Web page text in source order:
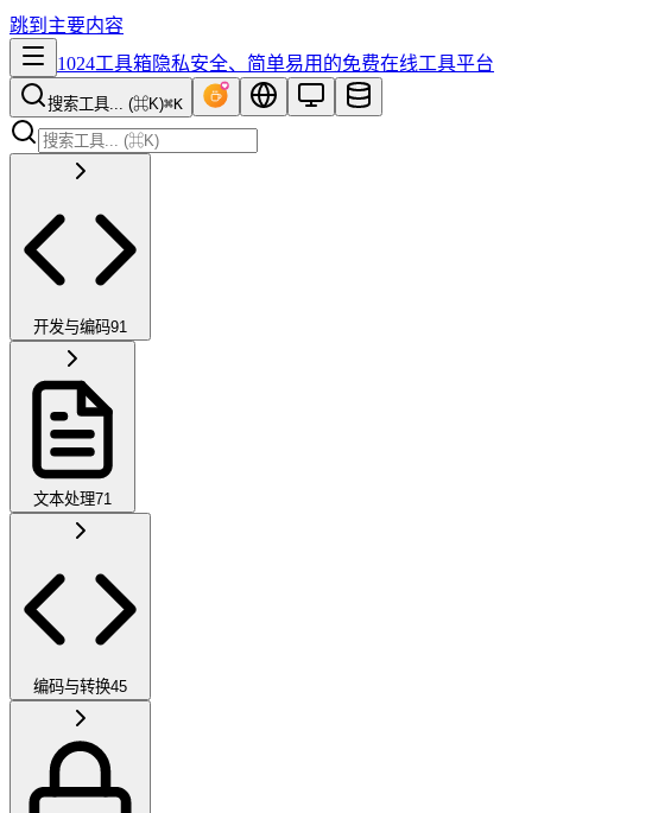
跳到主要内容
1024工具箱隐私安全、简单易用的免费在线工具平台
搜索工具... (⌘K)⌘K
开发与编码91
文本处理71
编码与转换45